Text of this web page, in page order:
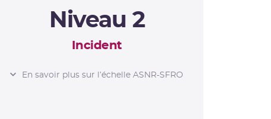
Niveau 2
Incident
L’ÉCHELLE ASNR-SFRO
En savoir plus sur l’échelle ASNR-SFRO